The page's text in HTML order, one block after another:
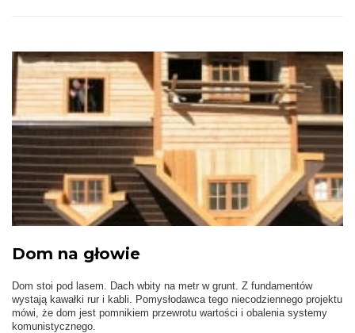
Dom na głowie
Dom stoi pod lasem. Dach wbity na metr w grunt. Z fundamentów
wystają kawałki rur i kabli. Pomysłodawca tego niecodziennego projektu
mówi, że dom jest pomnikiem przewrotu wartości i obalenia systemy
komunistycznego.